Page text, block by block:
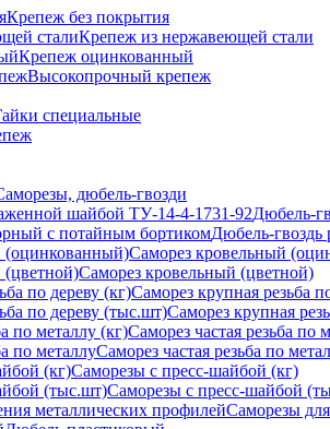
Крепеж без покрытия
Крепеж из нержавеющей стали
Крепеж оцинкованный
Высокопрочный крепеж
специальные
дюбель-гвозди
Дюбель-
Дюбель-
Саморез кровельный
Саморез кровельный (цветной)
Саморез крупная резьба
Саморез крупная
Саморез частая резьба по
Саморез частая резьба по
Саморезы с пресс-шайбой (кг)
Саморезы с пресс-шайбой
Саморезы